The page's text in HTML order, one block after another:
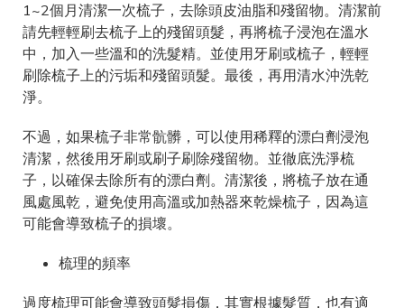
1~2個月清潔一次梳子，去除頭皮油脂和殘留物。清潔前
請先輕輕刷去梳子上的殘留頭髮，再將梳子浸泡在溫水
中，加入一些溫和的洗髮精。並使用牙刷或梳子，輕輕
刷除梳子上的污垢和殘留頭髮。最後，再用清水沖洗乾
淨。
不過，如果梳子非常骯髒，可以使用稀釋的漂白劑浸泡
清潔，然後用牙刷或刷子刷除殘留物。並徹底洗淨梳
子，以確保去除所有的漂白劑。清潔後，將梳子放在通
風處風乾，避免使用高溫或加熱器來乾燥梳子，因為這
可能會導致梳子的損壞。
梳理的頻率
過度梳理可能會導致頭髮損傷，其實根據髮質，也有適